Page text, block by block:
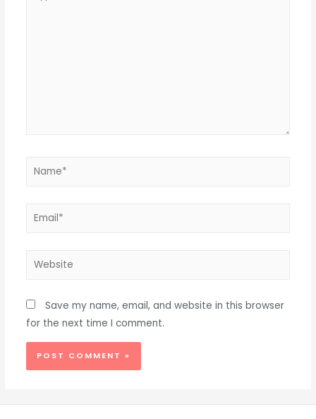
Save my name, email, and website in this browser
for the next time I comment.